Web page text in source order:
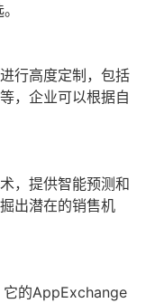
行高度定制，包括
，企业可以根据自
，提供智能预测和
出潜在的销售机
它的AppExchange